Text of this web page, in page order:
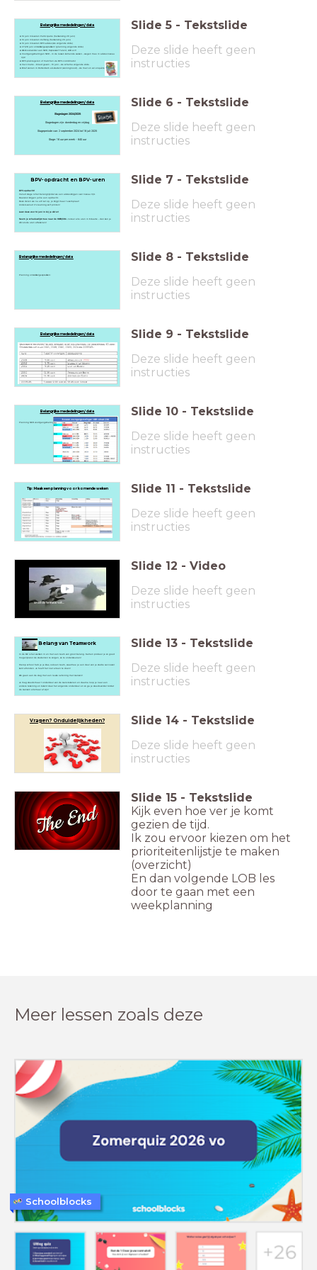
Belangrijke mededelingen/ data
14 juni inleveren Participatie (herkansing 20 juni)
14 juni inleveren Zelfzorg (herkansing 20 juni)
14 juni inleveren BPV-advies (zie volgende slide)
27/28 juni ontwikkelgesprekken! (planning volgende slide)
Werk ook verder aan NER, Expressief Talent, LOB ect!
Voortgangsmetingen NER - in de lessen komende weken - wegen mee in advies niveau
BPV-plek regelen of matchen via BPV-coördinator
Vaccinatie - bloed geven - 13 juni - zie schema volgende slide.
Brief wonen in Rotterdam als student (woningnood) - zie mail en vul enquête in!
Slide 5 - Tekstslide
Deze slide heeft geen
instructies
Belangrijke mededelingen/ data
Stagedagen 2024/2025
Stagedagen zijn: donderdag en vrijdag
Stageperiode van: 2 september 2024 tot 18 juli 2025
Stage: 16 uur per week - 640 uur
Slide 6 - Tekstslide
Deze slide heeft geen
instructies
BPV-opdracht en BPV-uren
BPV-opdracht!
Vanuit stage is het belangrijk dat we een advies krijgen over niveau 3/4.
Daarvoor krijgen jullie een opdracht.
Deze delen we nu uit! Let op, je krijgt maar 1 exemplaar!
Anders vanuit it's learning zelf printen!
Lever deze voor 14 juni in bij je slb'er!
Neem je schaduwlijst mee naar de HWB/ICM -
noteer alle uren in Eduarte - dan kan je
slb'ers de uren aftekenen!
Slide 7 - Tekstslide
Deze slide heeft geen
instructies
Belangrijke mededelingen/ data
Planning ontwikkelgesprekken:
Slide 8 - Tekstslide
Deze slide heeft geen
instructies
Belangrijke mededelingen/ data
Planning Vaccinaties:
Slide 9 - Tekstslide
Deze slide heeft geen
instructies
Belangrijke mededelingen/ data
Planning NER voortgangsmeting:
Slide 10 - Tekstslide
Deze slide heeft geen
instructies
Tip: Maak een planning voor komende weken Slide 11 - Tekstslide
Deze slide heeft geen
instructies
Slide 12 - Video
Deze slide heeft geen
instructies
Belang van Teamwork
In de MZ is het werken in en met een team van groot belang. Samen probeer je zo goed
mogelijk voor de studenten te zorgen, ze te ondersteunen!
Hierop school heb je je klas, ook een team, waarmee je een deel van je studie succesvol
kunt afronden. Je hoeft het niet alleen te doen!
We gaan aan de slag met een leuke oefening met Ganzen!
Je mag steeds maar 1 onderdeel van de Gans tekenen en daarna loop je naar een
andere tekening en tekent daar het volgende onderdeel en zo ga je steeds verder totdat
de Ganzen allemaal af zijn!
Slide 13 - Tekstslide
Deze slide heeft geen
instructies
Vragen? Onduidelijkheden? Slide 14 - Tekstslide
Deze slide heeft geen
instructies
Slide 15 - Tekstslide
Kijk even hoe ver je komt
gezien de tijd.
Ik zou ervoor kiezen om het
prioriteitenlijstje te maken
(overzicht)
En dan volgende LOB les
door te gaan met een
weekplanning
Meer lessen zoals deze
Schoolblocks